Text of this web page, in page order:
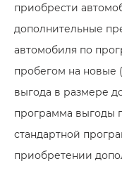
приобрести
дополнительные
автомобиля по
пробегом на новые
выгода в размере
программа выгоды
стандартной
приобретении